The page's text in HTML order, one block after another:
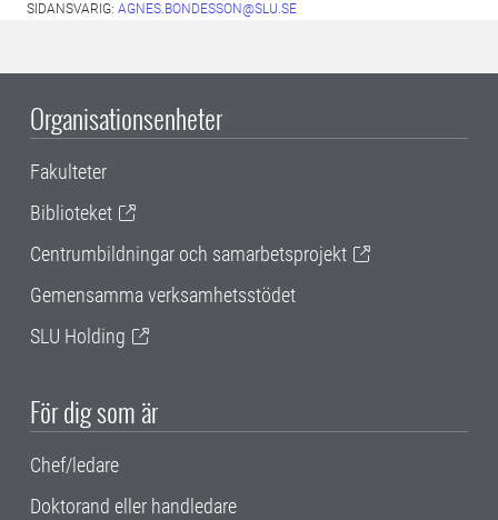
SIDANSVARIG: AGNES.BONDESSON@SLU.SE
Organisationsenheter
Fakulteter
Biblioteket
Centrumbildningar och samarbetsprojekt
Gemensamma verksamhetsstödet
SLU Holding
För dig som är
Chef/ledare
Doktorand eller handledare